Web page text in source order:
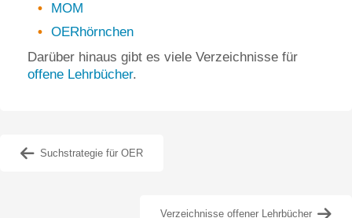
MOM
OERhörnchen
Darüber hinaus gibt es viele Verzeichnisse für
offene Lehrbücher.
Suchstrategie für OER
Verzeichnisse offener Lehrbücher